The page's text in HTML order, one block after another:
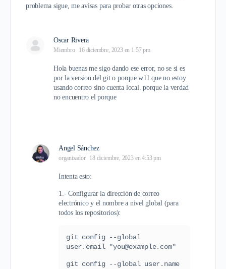
problema sigue, me avisas para probar otras opciones.
Oscar Rivera
Miembro 16 diciembre, 2023 en 1:57 pm
Hola buenas me sigo dando ese error, no se si es
por la version del git o porque w11 que no estoy
usando correo sino cuenta local. porque la verdad
no encuentro el porque
Angel Sánchez
organizador 18 diciembre, 2023 en 4:53 pm
Intenta esto:
1.- Configurar la dirección de correo
electrónico y el nombre a nivel global (para
todos los repositorios):
git config --global
user.email "you@example.com"
git config --global user.name